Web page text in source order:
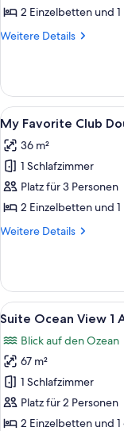
Club
Double
1
Adult
+
1
Child
anzeigen
2 Einzelbetten und
Weitere Details
Weitere
Favorite
Club
Double
Ocean
View
Adult
+
Alle
Fotos
für
My
Favorite
Club
Double
1
Adult
+
2
Children
anzeigen
3
My Favorite Club
36 m²
1 Schlafzimmer
Platz für 3 Personen
2 Einzelbetten und
Weitere Details
Weitere
Favorite
Club
Double
View
Adult
+
2
Children
Alle
Fotos
für
Suite
Ocean
View
1
6
Suite Ocean View 1
Blick auf den Ozean
67 m²
1 Schlafzimmer
Platz für 2 Personen
2 Einzelbetten und